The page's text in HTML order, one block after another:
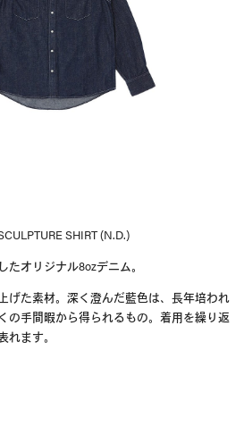
NORTH AMERICA
ASIA / OCEANIA
SHIRT (N.D.)
たオリジナル8ozデニム。
げた素材。深く澄んだ藍色は、長年培われ
の手間暇から得られるもの。着用を繰り返
ます。